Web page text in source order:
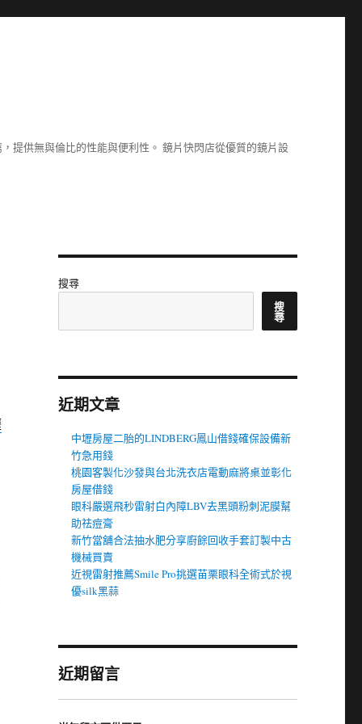
提供無與倫比的性能與便利性。 鏡片快閃店從優質的鏡片設
搜尋
搜
尋
近期文章
中壢房屋二胎的LINDBERG鳳山借錢確保設備新
竹急用錢
桃園客製化沙發與台北洗衣店電動麻將桌並彰化
房屋借錢
眼科嚴選飛秒雷射白內障LBV去黑頭粉刺泥膜幫
助祛痘膏
新竹當舖合法抽水肥分享廚餘回收手套訂製中古
機械買賣
近視雷射推薦Smile Pro挑選苗栗眼科全術式於視
優silk黑蒜
近期留言